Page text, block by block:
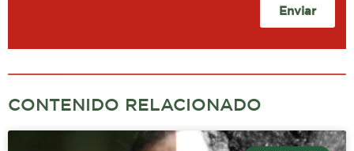
Enviar
CONTENIDO RELACIONADO